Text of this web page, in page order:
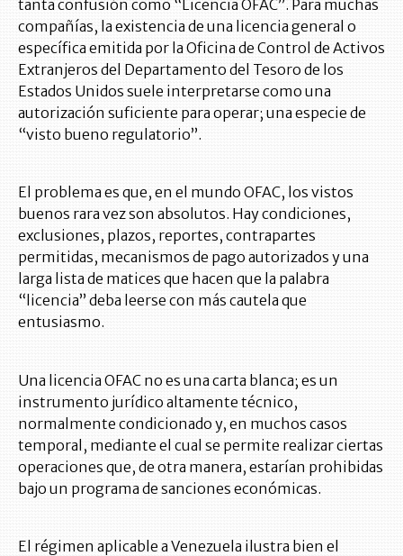
tanta confusión como “Licencia OFAC”. Para muchas
compañías, la existencia de una licencia general o
específica emitida por la Oficina de Control de Activos
Extranjeros del Departamento del Tesoro de los
Estados Unidos suele interpretarse como una
autorización suficiente para operar; una especie de
“visto bueno regulatorio”.
El problema es que, en el mundo OFAC, los vistos
buenos rara vez son absolutos. Hay condiciones,
exclusiones, plazos, reportes, contrapartes
permitidas, mecanismos de pago autorizados y una
larga lista de matices que hacen que la palabra
“licencia” deba leerse con más cautela que
entusiasmo.
Una licencia OFAC no es una carta blanca; es un
instrumento jurídico altamente técnico,
normalmente condicionado y, en muchos casos
temporal, mediante el cual se permite realizar ciertas
operaciones que, de otra manera, estarían prohibidas
bajo un programa de sanciones económicas.
El régimen aplicable a Venezuela ilustra bien el